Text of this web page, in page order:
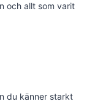
och allt som varit
du känner starkt